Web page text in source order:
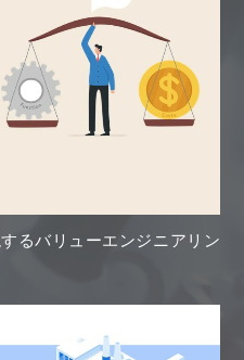
るバリューエンジニアリン